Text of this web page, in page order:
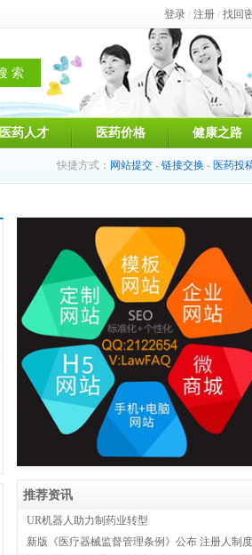
登录 / 注册 / 找回
医药人才 医药价格 健康之路
快捷方式： 网站提交 - 链接交换 - 医药投
推荐资讯
UR机器人助力制药业转型
新版《医疗器械监督管理条例》公布 注册人制